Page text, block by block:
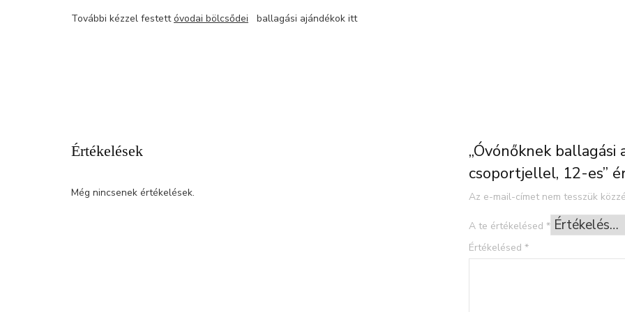
További kézzel festettóvodai bölcsődei ballagási ajándékok itt
Értékelések
Még nincsenek értékelések.
„Óvónőknek ballagási
csoportjellel, 12-es”
Az e-mail-címet nem tesszük
A te értékelésed *
Értékelésed *